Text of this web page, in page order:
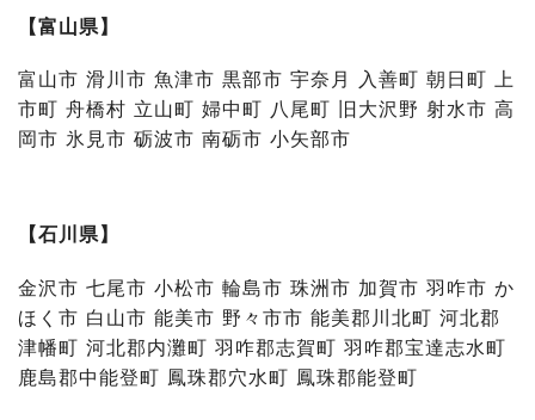
【富山県】
富山市 滑川市 魚津市 黒部市 宇奈月 入善町 朝日町 上
市町 舟橋村 立山町 婦中町 八尾町 旧大沢野 射水市 高
岡市 氷見市 砺波市 南砺市 小矢部市
【石川県】
金沢市 七尾市 小松市 輪島市 珠洲市 加賀市 羽咋市 か
ほく市 白山市 能美市 野々市市 能美郡川北町 河北郡
津幡町 河北郡内灘町 羽咋郡志賀町 羽咋郡宝達志水町
鹿島郡中能登町 鳳珠郡穴水町 鳳珠郡能登町